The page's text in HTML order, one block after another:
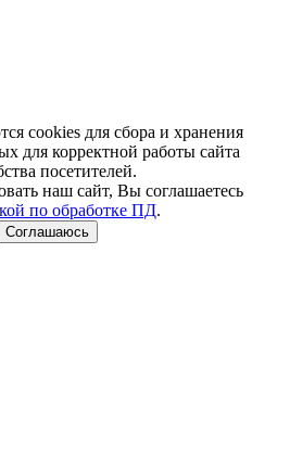
cookies для сбора и хранения
для корректной работы сайта
посетителей.
наш сайт, Вы соглашаетесь
по обработке ПД.
Соглашаюсь